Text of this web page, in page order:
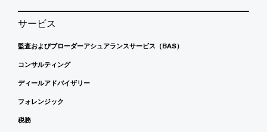
サービス
監査およびブローダーアシュアランスサービス（BAS）
コンサルティング
ディールアドバイザリー
フォレンジック
税務